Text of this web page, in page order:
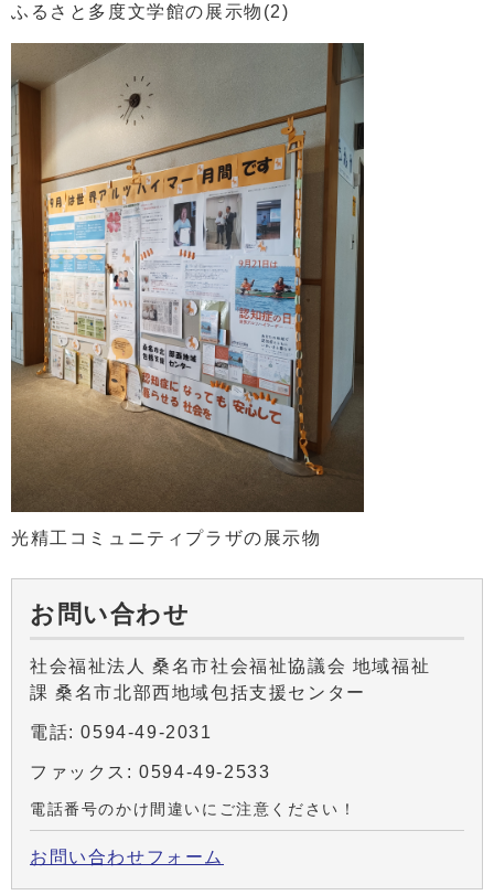
ふるさと多度文学館の展示物(2)
光精工コミュニティプラザの展示物
お問い合わせ
社会福祉法人 桑名市社会福祉協議会 地域福祉
課 桑名市北部西地域包括支援センター
電話: 0594-49-2031
ファックス: 0594-49-2533
電話番号のかけ間違いにご注意ください！
お問い合わせフォーム